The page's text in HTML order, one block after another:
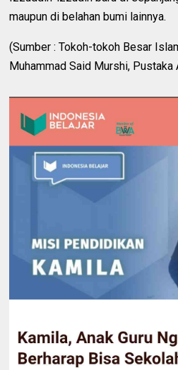
maupun di belahan bumi lainnya.
(Sumber : Tokoh-tokoh Besar
Muhammad Said Murshi, Pustaka